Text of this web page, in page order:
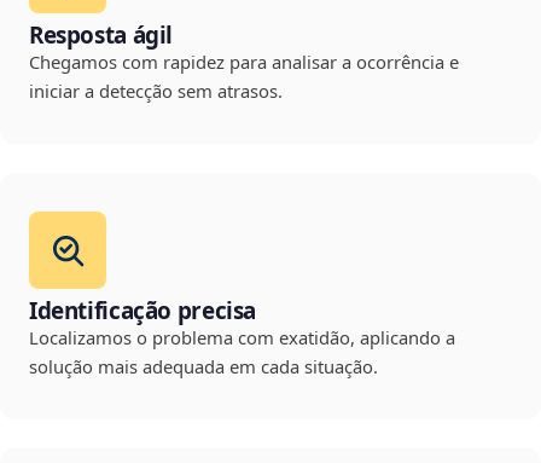
Resposta ágil
Chegamos com rapidez para analisar a ocorrência e
iniciar a detecção sem atrasos.
Identificação precisa
Localizamos o problema com exatidão, aplicando a
solução mais adequada em cada situação.